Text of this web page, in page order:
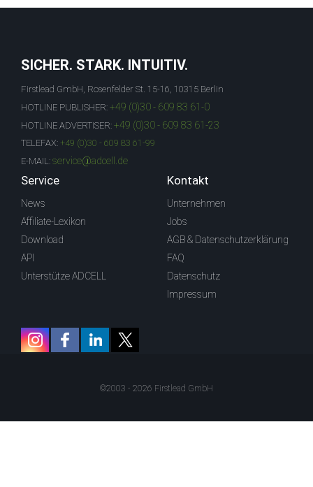
SICHER. STARK. INTUITIV.
Firstlead GmbH, Rosenfelder St. 15-16, 10315 Berlin
HOTLINE PUBLISHER: +49 (0)30 - 609 83 61-0
HOTLINE ADVERTISER: +49 (0)30 - 609 83 61-23
TELEFAX: +49 (0)30 - 609 83 61-99
E-MAIL: service@adcell.de
Service
News
Affiliate-Lexikon
Download
API
Unterstütze ADCELL
Kontakt
Unternehmen
Jobs
AGB & Datenschutzerklärung
FAQ
Datenschutz
Impressum
©2003 - 2026 Firstlead GmbH